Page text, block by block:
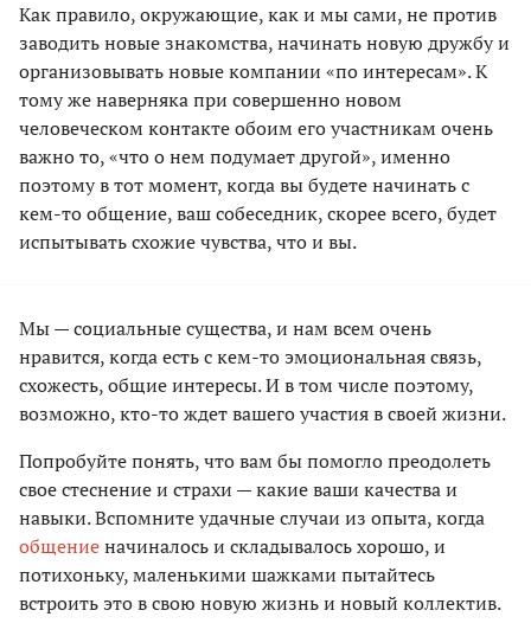
Как правило, окружающие, как и мы сами, не против
заводить новые знакомства, начинать новую дружбу и
организовывать новые компании «по интересам». К
тому же наверняка при совершенно новом
человеческом контакте обоим его участникам очень
важно то, «что о нем подумает другой», именно
поэтому в тот момент, когда вы будете начинать с
кем-то общение, ваш собеседник, скорее всего, будет
испытывать схожие чувства, что и вы.
Мы — социальные существа, и нам всем очень
нравится, когда есть с кем-то эмоциональная связь,
схожесть, общие интересы. И в том числе поэтому,
возможно, кто-то ждет вашего участия в своей жизни.
Попробуйте понять, что вам бы помогло преодолеть
свое стеснение и страхи — какие ваши качества и
навыки. Вспомните удачные случаи из опыта, когда
общениеначиналось и складывалось хорошо, и
потихоньку, маленькими шажками пытайтесь
встроить это в свою новую жизнь и новый коллектив.